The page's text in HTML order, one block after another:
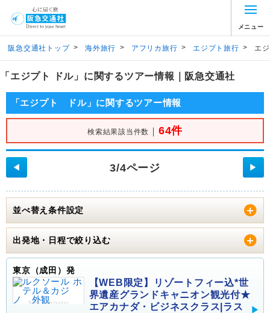
メニュー
阪急交通社トップ > 海外旅行 > アフリカ旅行 > エジプト旅行 > エ
「エジプト ドル」に関するツアー情報｜阪急交通社
「エジプト ドル」に関するツアー情報
検索結果該当件数 ｜ 64件
◀ 3/4ページ ▶
並べ替え条件設定
出発地・日程で絞り込む
東京（成田）発
【WEB限定】リゾートフィー込*世
界遺産グランドキャニオン観光付★
エアカナダ・ビジネスクラス|ラス